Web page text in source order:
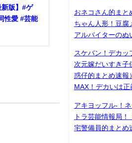
新版】#ゲ
性愛 #芸能
おネコさん的ま
ちゃん人形！豆腐
アルバイターのぬ
スケバン！デカッ
次元嫁だいすき子
惑仔的まとめ速報
MAX！デカいは正
アキヨッフル-！
トラ芸能情報局
宅警備員的まとめ